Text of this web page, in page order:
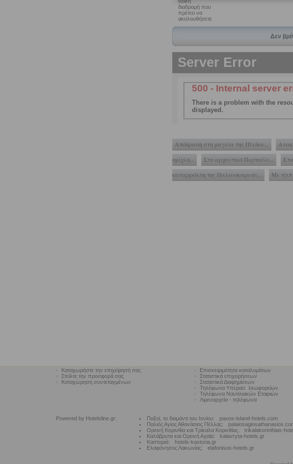
Απόδραση στη μαγεία της Πίνδου...
ομίχλη...
Στο αρχοντικό Περτούλι...
καταρράκτη της Παλαιοκαρυάς...
Με τζιπ
Καταχωρήστε την επιχείρησή σας
Στείλτε την προσφορά σας
Καταχώρηση συντεταγμένων
Επισκεψιμότητα καταλυμάτων
Στατιστικά επιχειρήσεων
Στατιστικά Διαφημίσεων
Τηλέφωνα Υπερασ. λεωφορείων
Τηλέφωνα Ναυτιλιακών Εταιριών
Λιμεναρχεία - τηλέφωνα
Powered by Hotelsline.gr: Παξοί, το διαμάντι του Ιονίου:
paxos-island-hotels.com
Παλιός Αγιος Αθανάσιος Πέλλας:
Ορεινή Κορινθία και Τρίκαλα Κορινθίας:
trikalakorinthias-
Καλάβρυτα και Ορεινή Αχαϊα:
kalavryta-hotels.gr
Καστοριά:
hotels-kastoria.gr
Ελαφόνησος Λακωνίας:
elafonisos-hotels.gr